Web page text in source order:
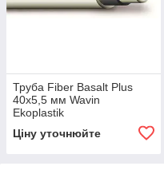
Труба Fiber Basalt Plus
40х5,5 мм Wavin
Ekoplastik
Ціну уточнюйте